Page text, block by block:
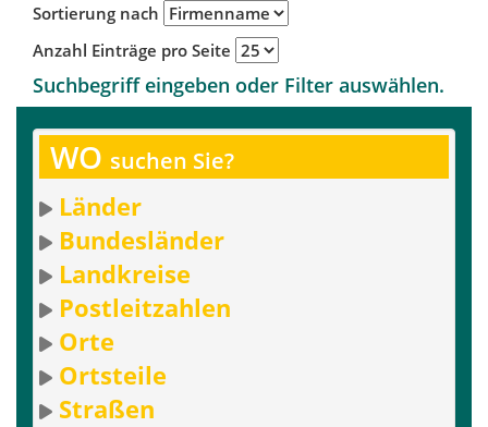
Sortierung nach
Anzahl Einträge pro Seite
Suchbegriff eingeben oder Filter auswählen.
WO suchen Sie?
Länder
Bundesländer
Landkreise
Postleitzahlen
Orte
Ortsteile
Straßen